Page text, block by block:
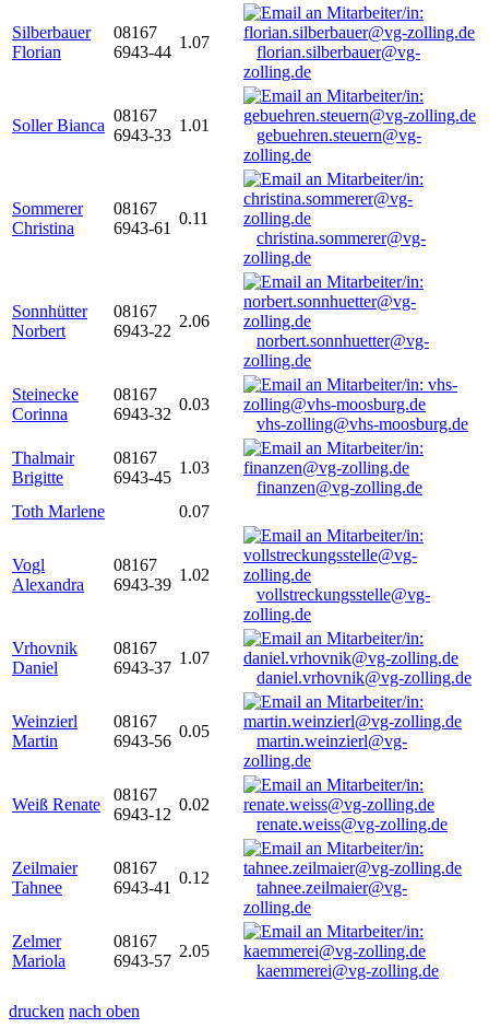
Silberbauer
Florian
08167
6943-44
1.07
florian.silberbauer@vg-
zolling.de
Soller Bianca
08167
6943-33
1.01
gebuehren.steuern@vg-
zolling.de
Sommerer
Christina
08167
6943-61
0.11
christina.sommerer@vg-
zolling.de
Sonnhütter
Norbert
08167
6943-22
2.06
norbert.sonnhuetter@vg-
zolling.de
Steinecke
Corinna
08167
6943-32
0.03
vhs-zolling@vhs-moosburg.de
Thalmair
Brigitte
08167
6943-45
1.03
finanzen@vg-zolling.de
Toth Marlene
0.07
Vogl
Alexandra
08167
6943-39
1.02
vollstreckungsstelle@vg-
zolling.de
Vrhovnik
Daniel
08167
6943-37
1.07
daniel.vrhovnik@vg-zolling.de
Weinzierl
Martin
08167
6943-56
0.05
martin.weinzierl@vg-
zolling.de
Weiß Renate
08167
6943-12
0.02
renate.weiss@vg-zolling.de
Zeilmaier
Tahnee
08167
6943-41
0.12
tahnee.zeilmaier@vg-
zolling.de
Zelmer
Mariola
08167
6943-57
2.05
kaemmerei@vg-zolling.de
drucken nach oben